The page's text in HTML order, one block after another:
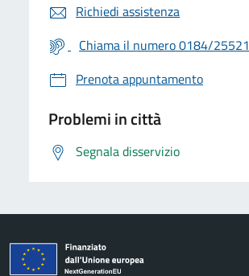
Richiedi assistenza
Chiama il numero 0184/25521
Prenota appuntamento
Problemi in città
Segnala disservizio